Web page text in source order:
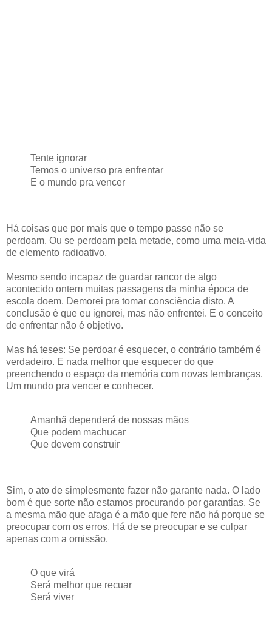
Tente ignorar
Temos o universo pra enfrentar
E o mundo pra vencer
Há coisas que por mais que o tempo passe não se
perdoam. Ou se perdoam pela metade, como uma meia-vida
de elemento radioativo.
Mesmo sendo incapaz de guardar rancor de algo
acontecido ontem muitas passagens da minha época de
escola doem. Demorei pra tomar consciência disto. A
conclusão é que eu ignorei, mas não enfrentei. E o conceito
de enfrentar não é objetivo.
Mas há teses: Se perdoar é esquecer, o contrário também é
verdadeiro. E nada melhor que esquecer do que
preenchendo o espaço da memória com novas lembranças.
Um mundo pra vencer e conhecer.
Amanhã dependerá de nossas mãos
Que podem machucar
Que devem construir
Sim, o ato de simplesmente fazer não garante nada. O lado
bom é que sorte não estamos procurando por garantias. Se
a mesma mão que afaga é a mão que fere não há porque se
preocupar com os erros. Há de se preocupar e se culpar
apenas com a omissão.
O que virá
Será melhor que recuar
Será viver